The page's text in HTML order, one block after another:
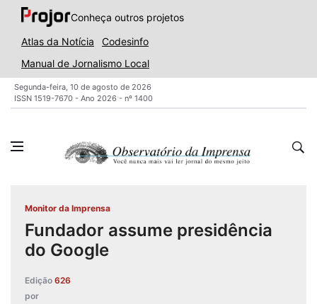
Conheça outros projetos
Atlas da Notícia
Codesinfo
Manual de Jornalismo Local
Segunda-feira, 10 de agosto de 2026
ISSN 1519-7670 - Ano 2026 - nº 1400
Monitor da Imprensa
Fundador assume presidência
do Google
Edição 626
por